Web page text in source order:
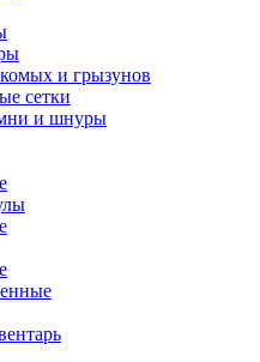
и грызунов
сетки
и шнуры